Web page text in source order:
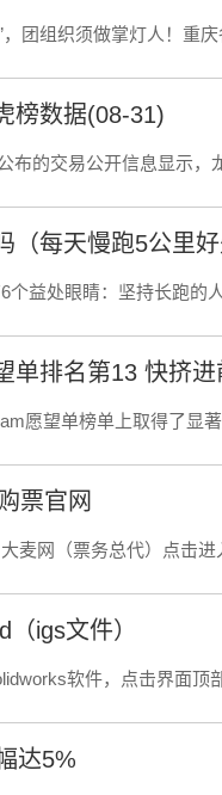
团组织须做掌灯人！重
榜数据(08-31)
布的交易公开信息显示，
每天慢跑5公里好
个益处眼睛：坚持长跑的
单排名第13 快挤进
愿望单榜单上取得了显
票官网
麦网（票务总代）点击进
igs文件）
软件，点击界面顶
达5%